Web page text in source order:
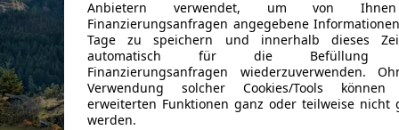
Anbietern verwendet, um von
Finanzierungsanfragen angegebene
Tage zu speichern und innerhalb dieses
automatisch für die Befüllung
Finanzierungsanfragen wiederzuverwenden.
Verwendung solcher Cookies/Tools können
erweiterten Funktionen ganz oder teilweise nicht
werden.